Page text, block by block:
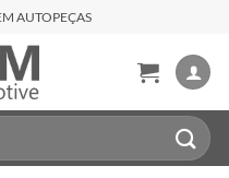
AUTOPEÇAS